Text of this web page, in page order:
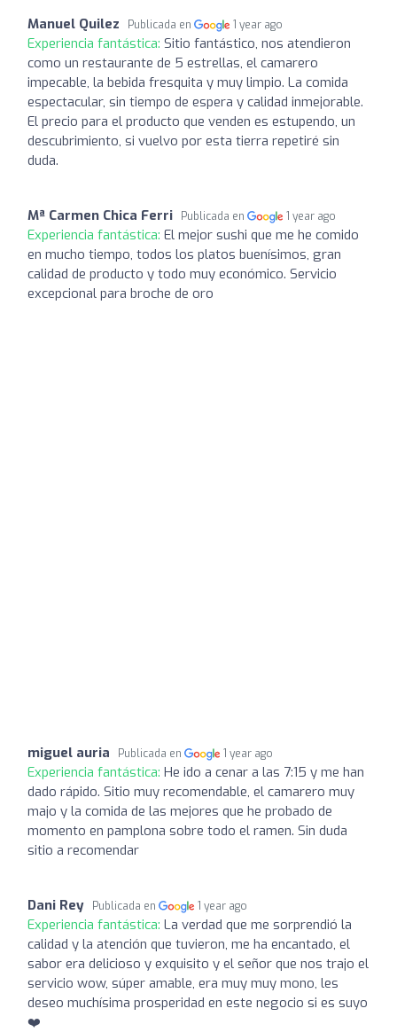
Manuel Quilez Publicada en 1 year ago
Experiencia fantástica: Sitio fantástico, nos atendieron
como un restaurante de 5 estrellas, el camarero
impecable, la bebida fresquita y muy limpio. La comida
espectacular, sin tiempo de espera y calidad inmejorable.
El precio para el producto que venden es estupendo, un
descubrimiento, si vuelvo por esta tierra repetiré sin
duda.
Mª Carmen Chica Ferri Publicada en 1 year ago
Experiencia fantástica: El mejor sushi que me he comido
en mucho tiempo, todos los platos buenísimos, gran
calidad de producto y todo muy económico. Servicio
excepcional para broche de oro
miguel auria Publicada en 1 year ago
Experiencia fantástica: He ido a cenar a las 7:15 y me han
dado rápido. Sitio muy recomendable, el camarero muy
majo y la comida de las mejores que he probado de
momento en pamplona sobre todo el ramen. Sin duda
sitio a recomendar
Dani Rey Publicada en 1 year ago
Experiencia fantástica: La verdad que me sorprendió la
calidad y la atención que tuvieron, me ha encantado, el
sabor era delicioso y exquisito y el señor que nos trajo el
servicio wow, súper amable, era muy muy mono, les
deseo muchísima prosperidad en este negocio si es suyo
❤️